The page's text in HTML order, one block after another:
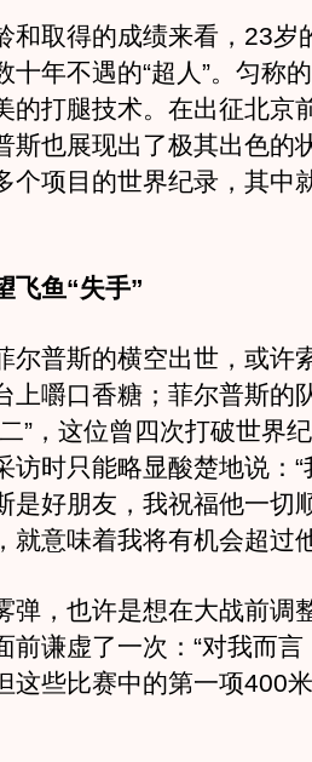
取得的成绩来看，23岁
十年不遇的“超人”。匀称
的打腿技术。在出征北京
斯也展现出了极其出色的
个项目的世界纪录，其中
飞鱼“失手”
普斯的横空出世，或许
上嚼口香糖；菲尔普斯的
”，这位曾四次打破世界
访时只能略显酸楚地说：
是好朋友，我祝福他一切
就意味着我将有机会超过
，也许是想在大战前调
前谦虚了一次：“对我而
这些比赛中的第一项400